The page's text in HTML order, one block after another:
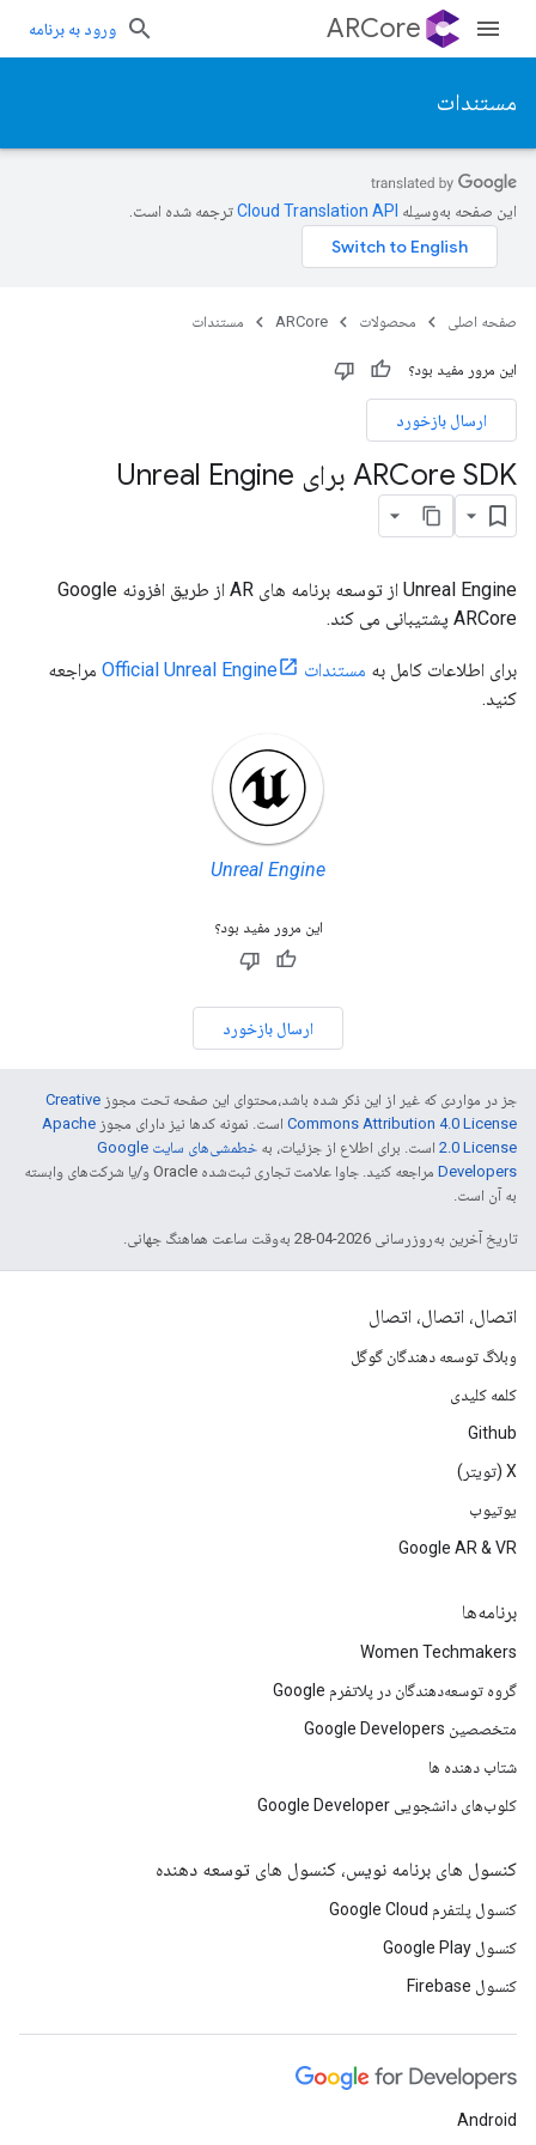
ARCore ورود به برنامه
مستندات
این صفحه به‌وسیله ترجمه شده است.
صفحه اصلی محصولات ARCore مستندات
این مرور مفید بود؟
ارسال بازخورد
ARCore SDK برای Unreal Engine
Unreal Engine از توسعه برنامه های AR از طریق افزونه Google
ARCore پشتیبانی می کند.
برای اطلاعات کامل به مستندات Official Unreal Engine
مراجعه
کنید.
Unreal Engine
این مرور مفید بود؟
ارسال بازخورد
جز در مواردی که غیر از این ذکر شده باشد،‌محتوای این صفحه تحت مجوز Creative
Commons Attribution 4.0 License است. نمونه کدها نیز دارای مجوز Apache
2.0 License است. برای اطلاع از جزئیات، به
خطمشی‌های سایت Google
Developers‏
مراجعه کنید. جاوا علامت تجاری ثبت‌شده Oracle و/یا شرکت‌های وابسته
به آن است.
تاریخ آخرین به‌روزرسانی 2026-04-28 به‌وقت ساعت هماهنگ جهانی.
اتصال، اتصال، اتصال
وبلاگ توسعه دهندگان گوگل
کلمه کلیدی
Github
X (تویتر)
یوتیوب
Google AR & VR
برنامه‌ها
Women Techmakers
گروه توسعه‌دهندگان در پلاتفرم Google
متخصصین Google Developers
شتاب دهنده ها
کلوب‌های دانشجویی Google Developer
کنسول های برنامه نویس، کنسول های توسعه دهنده
کنسول پلتفرم Google Cloud
کنسول Google Play
کنسول Firebase
Android